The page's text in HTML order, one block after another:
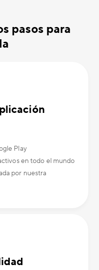
pasos para
Play
en todo el mundo
por nuestra